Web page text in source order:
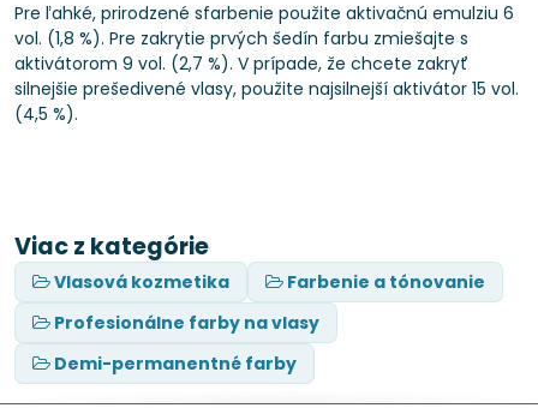
Pre ľahké, prirodzené sfarbenie použite aktivačnú emulziu 6
vol. (1,8 %). Pre zakrytie prvých šedín farbu zmiešajte s
aktivátorom 9 vol. (2,7 %). V prípade, že chcete zakryť
silnejšie prešedivené vlasy, použite najsilnejší aktivátor 15 vol.
(4,5 %).
Viac z kategórie
Vlasová kozmetika
Farbenie a tónovanie
Profesionálne farby na vlasy
Demi-permanentné farby